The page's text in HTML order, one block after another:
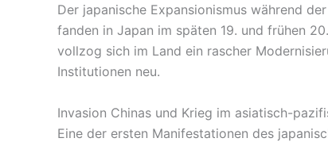
Der japanische Expansionismus während
fanden in Japan im späten 19. und frühen
vollzog sich im Land ein rascher
Institutionen neu.
Invasion Chinas und Krieg im asiatisch-
Eine der ersten Manifestationen des